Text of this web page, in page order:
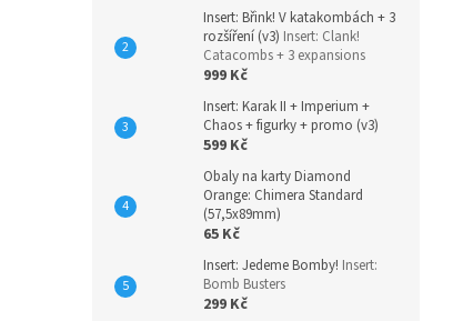
Insert: Břink! V katakombách + 3
rozšíření (v3) Insert: Clank!
Catacombs + 3 expansions
999 Kč
Insert: Karak II + Imperium +
Chaos + figurky + promo (v3)
599 Kč
Obaly na karty Diamond
Orange: Chimera Standard
(57,5x89mm)
65 Kč
Insert: Jedeme Bomby! Insert:
Bomb Busters
299 Kč